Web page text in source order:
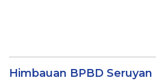
Himbauan BPBD Seruyan